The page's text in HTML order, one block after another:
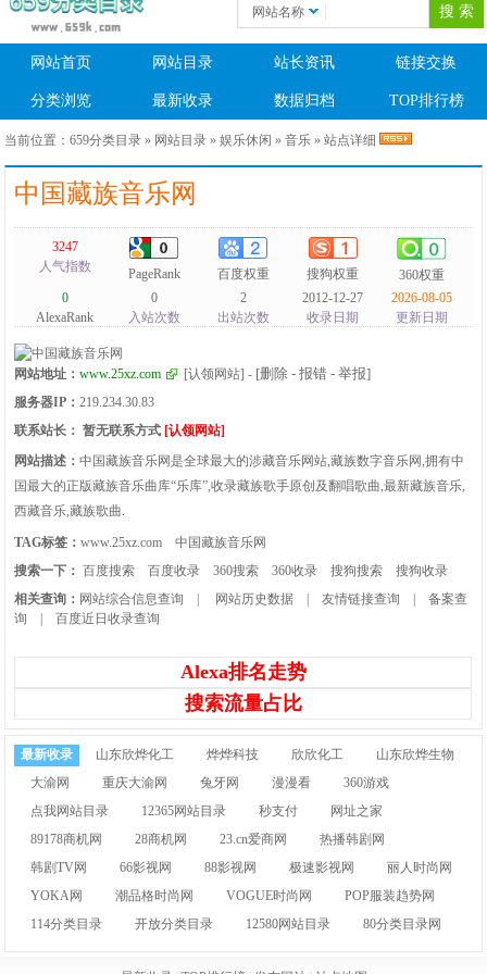
网站名称
网站首页 网站目录 站长资讯 链接交换
分类浏览 最新收录 数据归档 TOP排行榜
当前位置：659分类目录 » 网站目录 »娱乐休闲 »音乐 » 站点详细
中国藏族音乐网
3247
人气指数
PageRank 百度权重 搜狗权重
360权重
0
AlexaRank
0
入站次数
2
出站次数
2012-12-27
收录日期
2026-08-05
更新日期
网站地址：www.25xz.com [认领网站] - [删除 - 报错 - 举报]
服务器IP：219.234.30.83
联系站长： 暂无联系方式 [认领网站]
网站描述：中国藏族音乐网是全球最大的涉藏音乐网站,藏族数字音乐网,拥有中
国最大的正版藏族音乐曲库“乐库”,收录藏族歌手原创及翻唱歌曲,最新藏族音乐,
西藏音乐,藏族歌曲.
TAG标签：www.25xz.com
中国藏族音乐网
搜索一下： 百度搜索 百度收录 360搜索 360收录 搜狗搜索
搜狗收录
相关查询： 网站综合信息查询 网站历史数据 |友情链接查询 |备案查
询
|百度近日收录查询
Alexa排名走势
搜索流量占比
最新收录 山东欣烨化工 烨烨科技 欣欣化工
山东欣烨生物
大渝网
重庆大渝网 兔牙网 漫漫看
360游戏
点我网站目录
12365网站目录 秒支付
网址之家
89178商机网
28商机网 23.cn爱商网
热播韩剧网
韩剧TV网
66影视网 88影视网 极速影视网
丽人时尚网
YOKA网
潮品格时尚网 VOGUE时尚网
POP服装趋势网
114分类目录
开放分类目录 12580网站目录 80分类目录网